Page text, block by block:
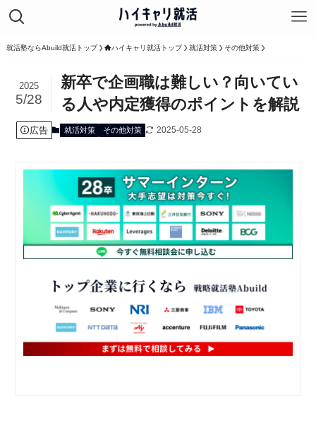
就活塾ならAbuild就活トップ ハイキャリ就活トップ 就活対策 その他対策
新卒で企画職は難しい？向いてい
る人や内定獲得のポイントを解説
2025
5/28
広告 就活対策 その他対策 2025-05-28